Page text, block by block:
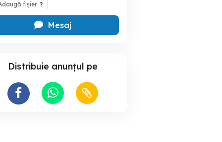
fișier ?
Mesaj
Distribuie anunțul pe